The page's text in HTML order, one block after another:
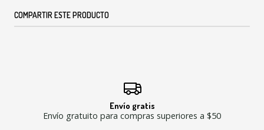
COMPARTIR ESTE PRODUCTO
Envío gratis
Envío gratuito para compras superiores a $50